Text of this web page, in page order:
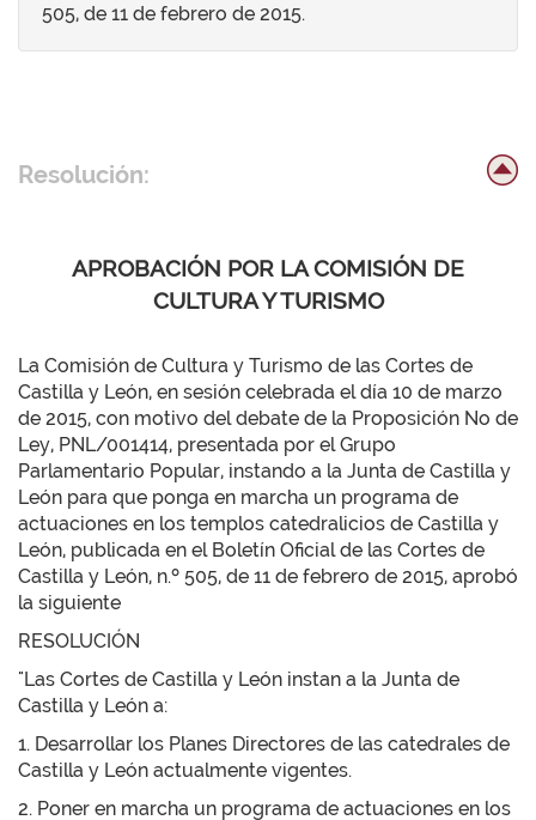
505, de 11 de febrero de 2015.
Resolución:
APROBACIÓN POR LA COMISIÓN DE
CULTURA Y TURISMO
La Comisión de Cultura y Turismo de las Cortes de
Castilla y León, en sesión celebrada el día 10 de marzo
de 2015, con motivo del debate de la Proposición No de
Ley, PNL/001414, presentada por el Grupo
Parlamentario Popular, instando a la Junta de Castilla y
León para que ponga en marcha un programa de
actuaciones en los templos catedralicios de Castilla y
León, publicada en el Boletín Oficial de las Cortes de
Castilla y León, n.º 505, de 11 de febrero de 2015, aprobó
la siguiente
RESOLUCIÓN
"Las Cortes de Castilla y León instan a la Junta de
Castilla y León a:
1. Desarrollar los Planes Directores de las catedrales de
Castilla y León actualmente vigentes.
2. Poner en marcha un programa de actuaciones en los